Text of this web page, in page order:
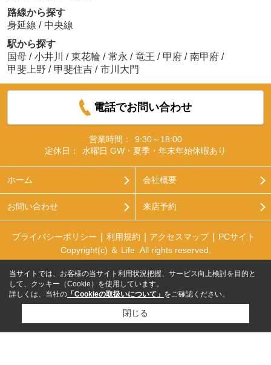
路線から探す
身延線 / 中央線
駅から探す
国母 / 小井川 / 東花輪 / 常永 / 竜王 / 甲府 / 南甲府 /
甲斐上野 / 甲斐住吉 / 市川大門
電話でお問い合わせ
営業時間：
9:30～18:00
定休日：
水曜日 GW・夏季・年末年始休暇あり
ホーム 会社概要
お問い合わせ 来店予約
プライバシーポリシー 利用規約 アクセスマップ
PCサイト
Copyright(c) ＆ Life All rights reserved.
当サイトでは、お客様の当サイト利用状況把握、サービス向上検討を目的と
して、クッキー（Cookie）を使用しています。
詳しくは、当社の 「Cookieの取扱いについて」 をご確認ください。
閉じる